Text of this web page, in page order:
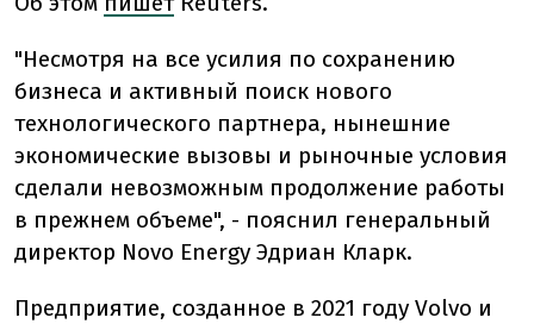
"Несмотря на все усилия по сохранению
бизнеса и активный поиск нового
технологического партнера, нынешние
экономические вызовы и рыночные условия
сделали невозможным продолжение работы
в прежнем объеме", - пояснил генеральный
директор Novo Energy Эдриан Кларк.
Предприятие, созданное в 2021 году Volvo и